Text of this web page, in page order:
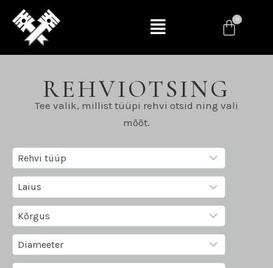
REHVIOTSING
Tee valik, millist tüüpi rehvi otsid ning vali
mõõt.